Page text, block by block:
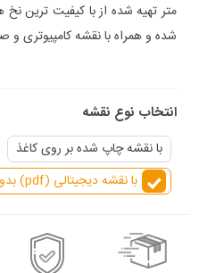
متر تهیه شده از با کیفیت ترین
شده و همراه با نقشه کامپیوتری و
انتخاب نوع نقشه
با نقشه چاپ شده بر روی کاغذ
با نقشه دیجیتالی (pdf) بدون نقشه کاغذی